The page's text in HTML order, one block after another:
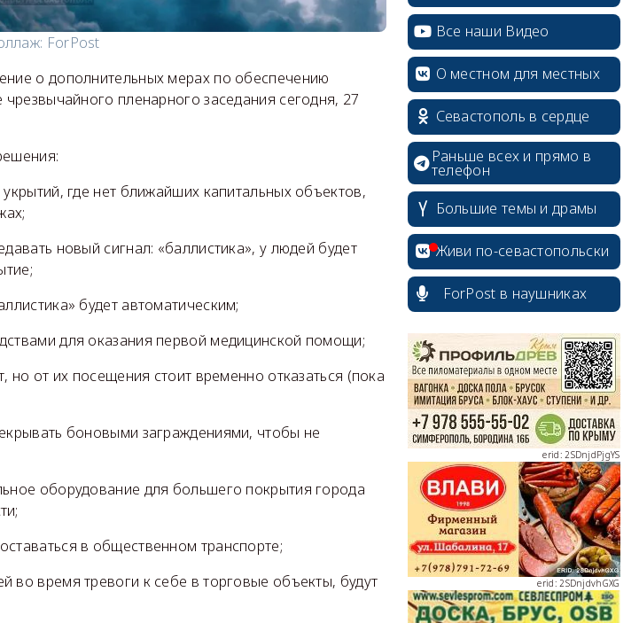
ForPost
о дополнительных мерах по обеспечению
пленарного заседания сегодня, 27
где нет ближайших капитальных объектов,
новый сигнал: «баллистика», у людей будет
будет автоматическим;
для оказания первой медицинской помощи;
от их посещения стоит временно отказаться (пока
боновыми заграждениями, чтобы не
оборудование для большего покрытия города
в общественном транспорте;
время тревоги к себе в торговые объекты, будут
Все наши Видео
О местном для местных
Севастополь в сердце
Раньше всех и прямо в
телефон
Большие темы и драмы
Живи по-севастопольски
ForPost в наушниках
erid: 2SDnjdPjgYS
erid: 2SDnjdvhGXG